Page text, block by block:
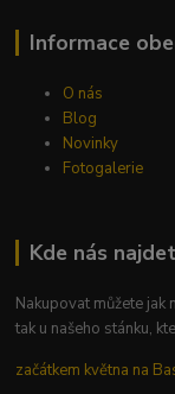
Informace
O nás
Blog
Novinky
Fotogalerie
Kde nás
Nakupovat můžete jak
tak u našeho stánku,
začátkem května na